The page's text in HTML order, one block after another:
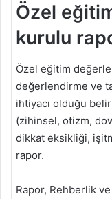
Özel
kurulu
Özel eğitim
değerlendirme ve
ihtiyacı olduğu
(zihinsel, otizm,
dikkat eksikliği,
rapor.
Rapor, Rehberlik